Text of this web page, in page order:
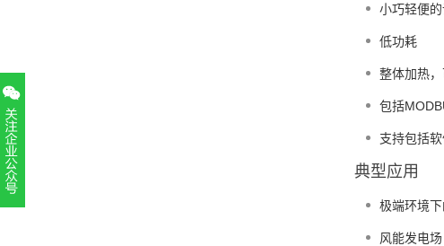
小巧轻便的
低功耗
整体加热
包括
支持包括
典型应用
极端环境下
风能发电场
扫一扫，关注官方账号